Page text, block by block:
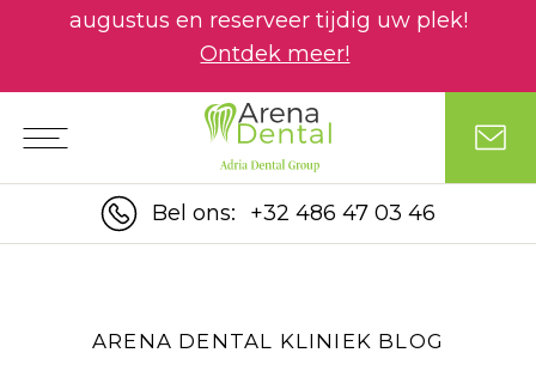
augustus en reserveer tijdig uw plek!
Ontdek meer!
Bel ons: +32 486 47 03 46
ARENA DENTAL KLINIEK BLOG